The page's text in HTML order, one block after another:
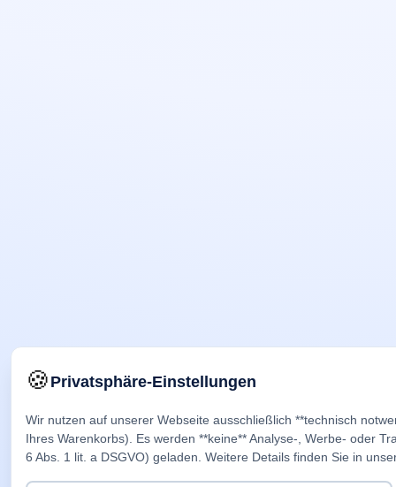
🍪Privatsphäre-Einstellungen
Wir nutzen auf unserer Webseite ausschließlich **technisch
Ihres Warenkorbs). Es werden **keine** Analyse-, Werbe- oder
6 Abs. 1 lit. a DSGVO) geladen. Weitere Details finden Sie in